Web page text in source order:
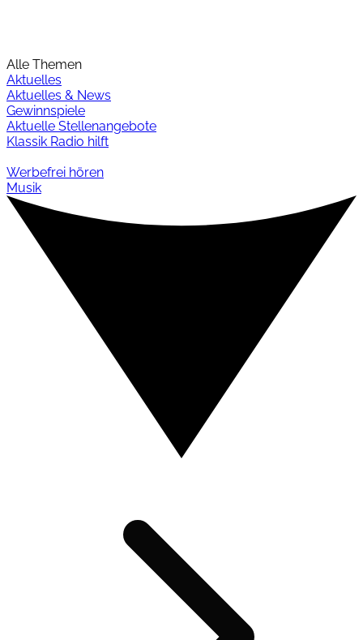
Alle Themen
Aktuelles
Aktuelles & News
Gewinnspiele
Aktuelle Stellenangebote
Klassik Radio hilft
Werbefrei hören
Musik